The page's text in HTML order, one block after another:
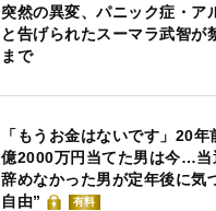
突然の異変、パニック症・ア
と告げられたスーマラ武智が
まで
「もうお金はないです」20年
億2000万円当てた男は今…当
辞めなかった男が定年後に気
自由”
有料